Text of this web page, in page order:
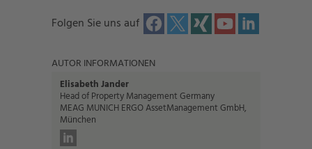
Folgen Sie uns auf
AUTOR INFORMATIONEN
Elisabeth Jander
Head of Property Management Germany
MEAG MUNICH ERGO AssetManagement GmbH,
München